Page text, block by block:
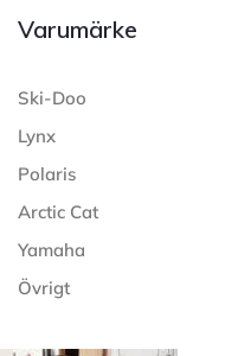
Varumärke
Ski-Doo
Lynx
Polaris
Arctic Cat
Yamaha
Övrigt